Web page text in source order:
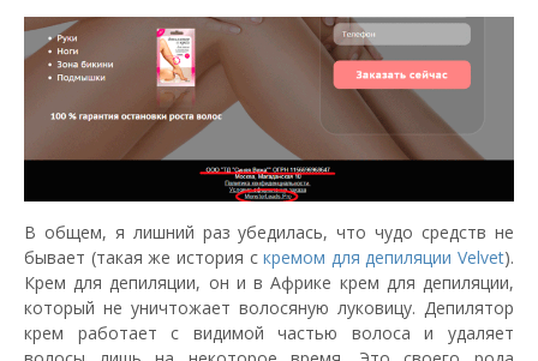
В общем, я лишний раз убедилась, что чудо средств не
бывает (такая же история скремом для депиляции Velvet).
Крем для депиляции, он и в Африке крем для депиляции,
который не уничтожает волосяную луковицу. Депилятор
крем работает с видимой частью волоса и удаляет